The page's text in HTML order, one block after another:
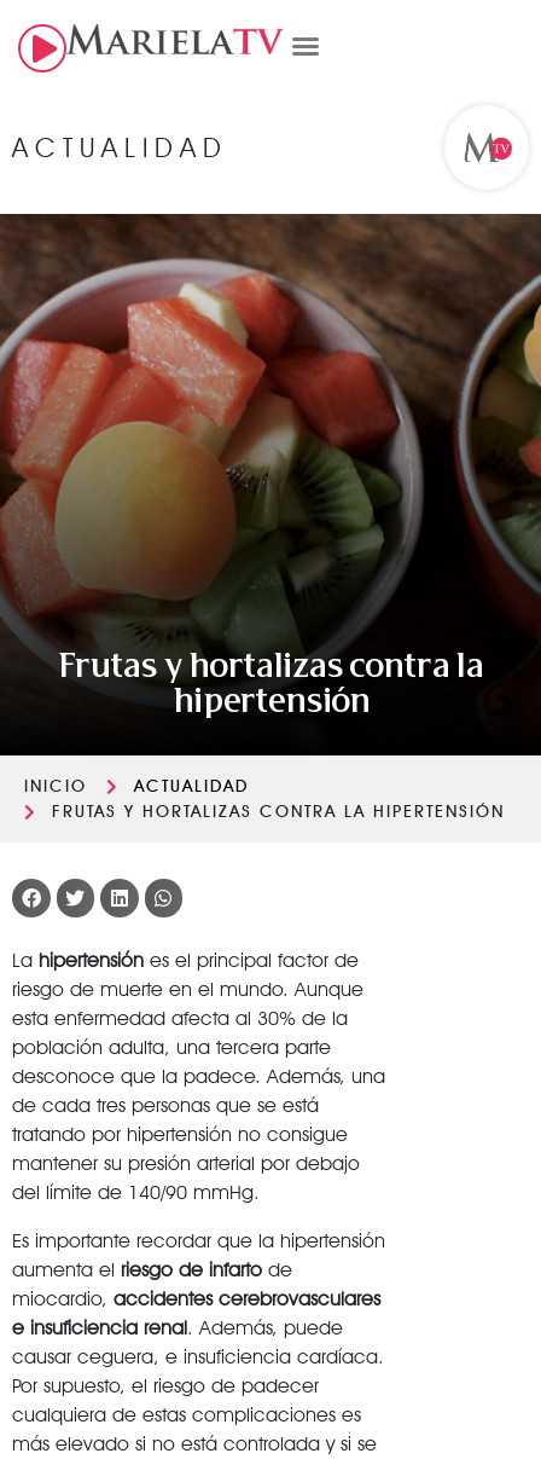
ACTUALIDAD
Frutas y hortalizas contra la
hipertensión
INICIO
ACTUALIDAD
FRUTAS Y HORTALIZAS CONTRA LA HIPERTENSIÓN
La hipertensión es el principal factor de
riesgo de muerte en el mundo. Aunque
esta enfermedad afecta al 30% de la
población adulta, una tercera parte
desconoce que la padece. Además, una
de cada tres personas que se está
tratando por hipertensión no consigue
mantener su presión arterial por debajo
del límite de 140/90 mmHg.
Es importante recordar que la hipertensión
aumenta el riesgo de infarto de
miocardio, accidentes cerebrovasculares
e insuficiencia renal. Además, puede
causar ceguera, e insuficiencia cardíaca.
Por supuesto, el riesgo de padecer
cualquiera de estas complicaciones es
más elevado si no está controlada y si se